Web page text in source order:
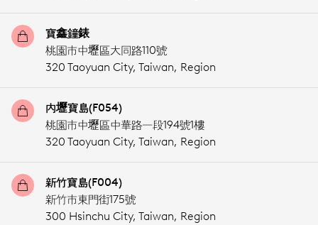
寶鑫鐘錶
桃園市中壢區大同路110號
320 Taoyuan City, Taiwan, Region
內壢寶島(F054)
桃園市中壢區中華路一段194號1樓
320 Taoyuan City, Taiwan, Region
新竹寶島(F004)
新竹市東門街175號
300 Hsinchu City, Taiwan, Region